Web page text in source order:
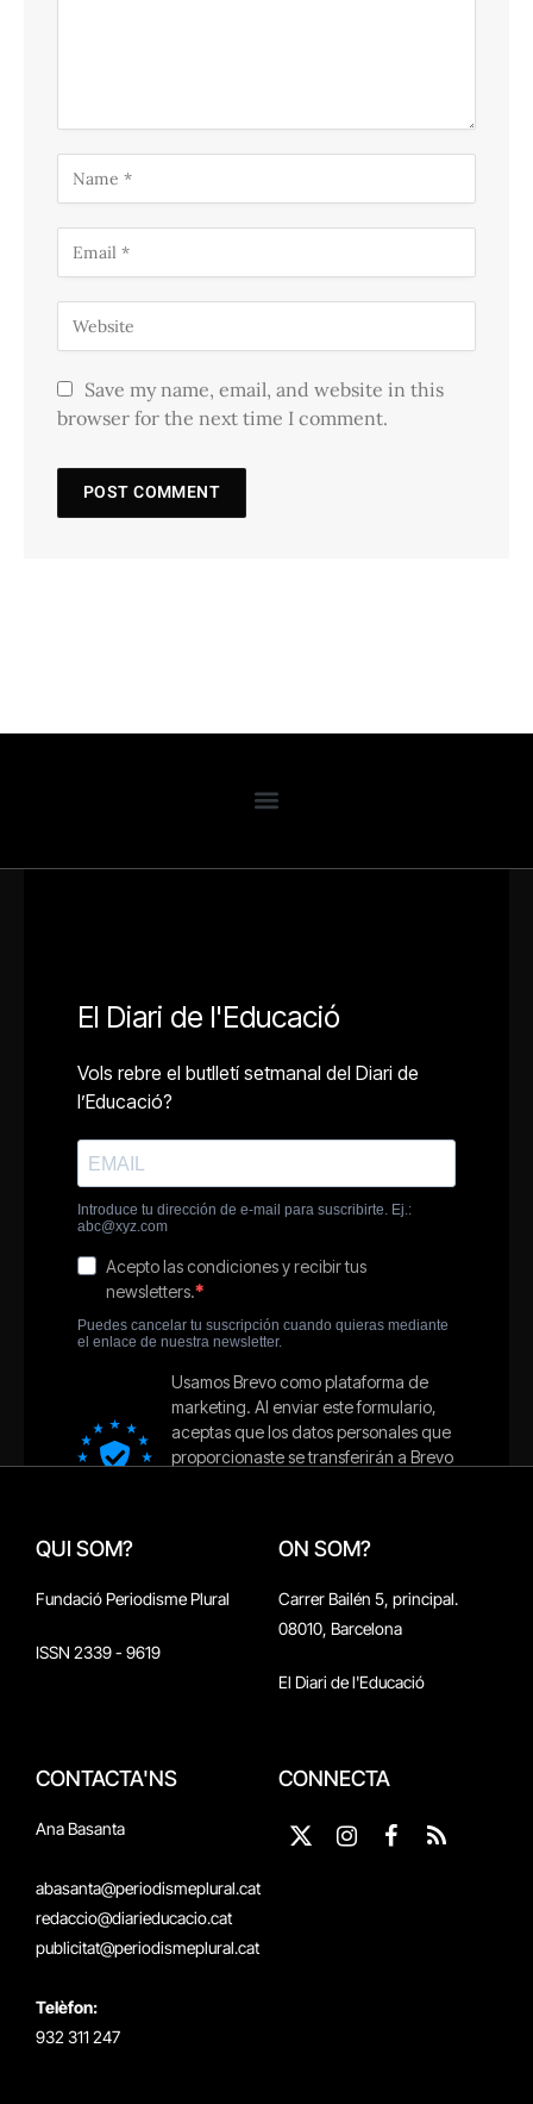
Save my name, email, and website in this
browser for the next time I comment.
QUI SOM?
Fundació Periodisme Plural
ISSN 2339 - 9619
ON SOM?
Carrer Bailén 5, principal.
08010, Barcelona
El Diari de l'Educació
CONTACTA'NS
Ana Basanta
abasanta@periodismeplural.cat
redaccio@diarieducacio.cat
publicitat@periodismeplural.cat
Telèfon:
932 311 247
CONNECTA
X
Instagram
Facebook
RSS